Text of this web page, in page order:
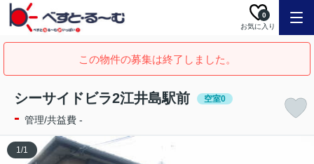
お気に入り
0
この物件の募集は終了しました。
シーサイドビラ2江井島駅前 空室0
- 管理/共益費 -
1/1